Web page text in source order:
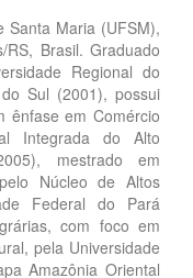
Santa Maria (UFSM),
Brasil. Graduado
Regional do
Sul (2001), possui
ênfase em Comércio
Integrada do Alto
mestrado em
Núcleo de Altos
Federal do Pará
com foco em
pela Universidade
Amazônia Oriental